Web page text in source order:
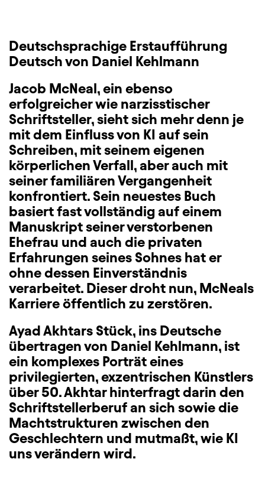
Deutschsprachige Erstaufführung
Deutsch von Daniel Kehlmann
Jacob McNeal, ein ebenso
erfolgreicher wie narzisstischer
Schriftsteller, sieht sich mehr denn je
mit dem Einfluss von KI auf sein
Schreiben, mit seinem eigenen
körperlichen Verfall, aber auch mit
seiner familiären Vergangenheit
konfrontiert. Sein neuestes Buch
basiert fast vollständig auf einem
Manuskript seiner verstorbenen
Ehefrau und auch die privaten
Erfahrungen seines Sohnes hat er
ohne dessen Einverständnis
verarbeitet. Dieser droht nun, McNeals
Karriere öffentlich zu zerstören.
Ayad Akhtars Stück, ins Deutsche
übertragen von Daniel Kehlmann, ist
ein komplexes Porträt eines
privilegierten, exzentrischen Künstlers
über 50. Akhtar hinterfragt darin den
Schriftstellerberuf an sich sowie die
Machtstrukturen zwischen den
Geschlechtern und mutmaßt, wie KI
uns verändern wird.